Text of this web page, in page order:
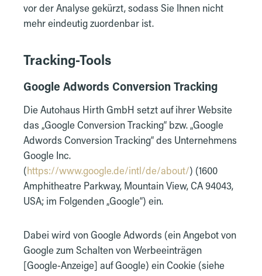
vor der Analyse gekürzt, sodass Sie Ihnen nicht
mehr eindeutig zuordenbar ist.
Tracking-Tools
Google Adwords Conversion Tracking
Die Autohaus Hirth GmbH setzt auf ihrer Website
das „Google Conversion Tracking“ bzw. „Google
Adwords Conversion Tracking“ des Unternehmens
Google Inc.
(https://www.google.de/intl/de/about/) (1600
Amphitheatre Parkway, Mountain View, CA 94043,
USA; im Folgenden „Google“) ein.
Dabei wird von Google Adwords (ein Angebot von
Google zum Schalten von Werbeeinträgen
[Google-Anzeige] auf Google) ein Cookie (siehe